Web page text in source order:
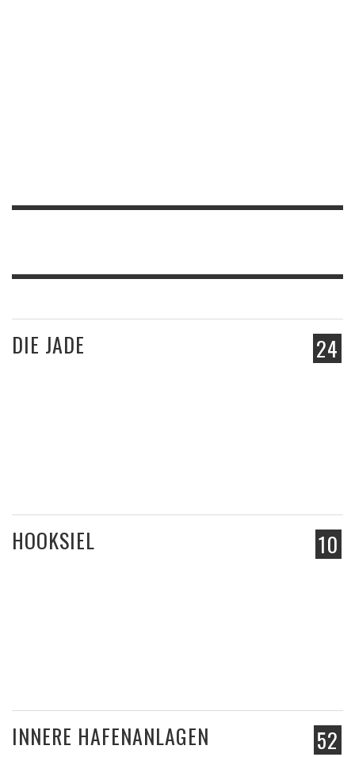
24
DIE JADE
10
HOOKSIEL
52
INNERE HAFENANLAGEN